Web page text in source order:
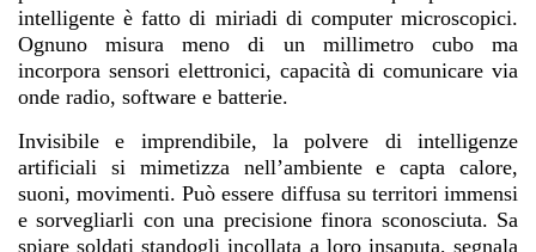
intelligente è fatto di miriadi di computer microscopici.
Ognuno misura meno di un millimetro cubo ma
incorpora sensori elettronici, capacità di comunicare via
onde radio, software e batterie.
Invisibile e imprendibile, la polvere di intelligenze
artificiali si mimetizza nell’ambiente e capta calore,
suoni, movimenti. Può essere diffusa su territori immensi
e sorvegliarli con una precisione finora sconosciuta. Sa
spiare soldati standogli incollata a loro insaputa, segnala